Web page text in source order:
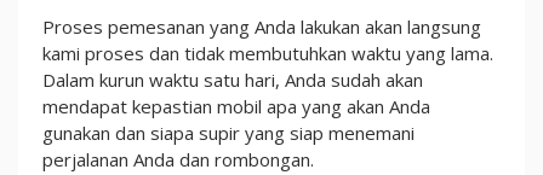
Proses pemesanan yang Anda lakukan akan langsung
kami proses dan tidak membutuhkan waktu yang lama.
Dalam kurun waktu satu hari, Anda sudah akan
mendapat kepastian mobil apa yang akan Anda
gunakan dan siapa supir yang siap menemani
perjalanan Anda dan rombongan.